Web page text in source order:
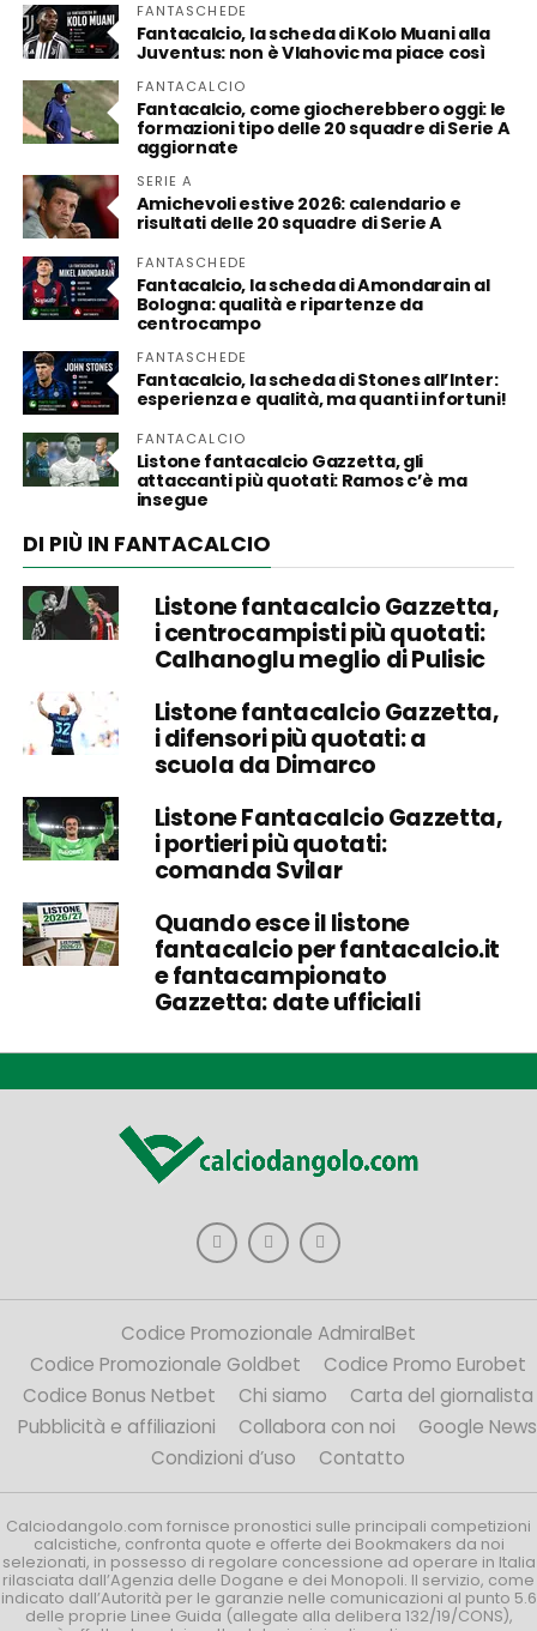
FANTASCHEDE
Fantacalcio, la scheda di Kolo Muani alla
Juventus: non è Vlahovic ma piace così
FANTACALCIO
Fantacalcio, come giocherebbero oggi: le
formazioni tipo delle 20 squadre di Serie A
aggiornate
SERIE A
Amichevoli estive 2026: calendario e
risultati delle 20 squadre di Serie A
FANTASCHEDE
Fantacalcio, la scheda di Amondarain al
Bologna: qualità e ripartenze da
centrocampo
FANTASCHEDE
Fantacalcio, la scheda di Stones all’Inter:
esperienza e qualità, ma quanti infortuni!
FANTACALCIO
Listone fantacalcio Gazzetta, gli
attaccanti più quotati: Ramos c’è ma
insegue
DI PIÙ IN FANTACALCIO
Listone fantacalcio Gazzetta,
i centrocampisti più quotati:
Calhanoglu meglio di Pulisic
Listone fantacalcio Gazzetta,
i difensori più quotati: a
scuola da Dimarco
Listone Fantacalcio Gazzetta,
i portieri più quotati:
comanda Svilar
Quando esce il listone
fantacalcio per fantacalcio.it
e fantacampionato
Gazzetta: date ufficiali
Codice Promozionale AdmiralBet
Codice Promozionale Goldbet
Codice Promo Eurobet
Codice Bonus Netbet
Chi siamo
Carta del giornalista
Pubblicità e affiliazioni
Collabora con noi
Google News
Condizioni d’uso
Contatto
Calciodangolo.com fornisce pronostici sulle principali competizioni
calcistiche, confronta quote e offerte dei Bookmakers da noi
selezionati, in possesso di regolare concessione ad operare in Italia
rilasciata dall’Agenzia delle Dogane e dei Monopoli. Il servizio, come
indicato dall’Autorità per le garanzie nelle comunicazioni al punto 5.6
delle proprie Linee Guida (allegate alla delibera 132/19/CONS),